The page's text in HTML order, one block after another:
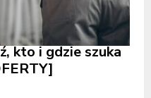
kto i gdzie szuka